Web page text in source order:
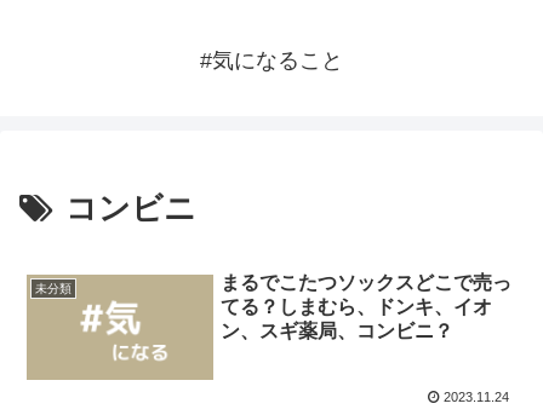
#気になること
コンビニ
未分類
まるでこたつソックスどこで売っ
てる？しまむら、ドンキ、イオ
ン、スギ薬局、コンビニ？
2023.11.24